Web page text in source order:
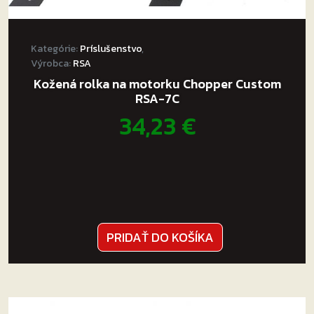
Kategórie:Príslušenstvo,
Výrobca:RSA
Kožená rolka na motorku Chopper Custom
RSA-7C
34,23€
PRIDAŤ DO KOŠÍKA